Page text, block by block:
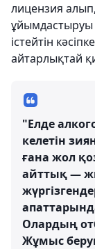
лицензия
ұйымдастыруы
істейтін
айтарлықтай
"Елде
келетін
ғана жол
айттық —
Олардың
Жұмыс